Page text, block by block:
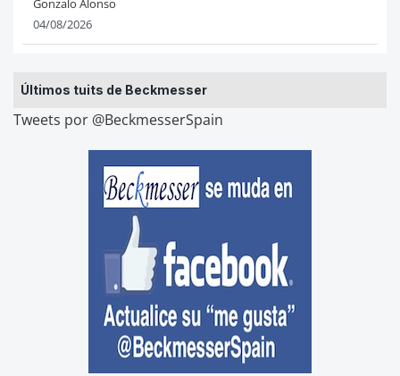
Gonzalo Alonso
04/08/2026
Últimos tuits de Beckmesser
Tweets por @BeckmesserSpain